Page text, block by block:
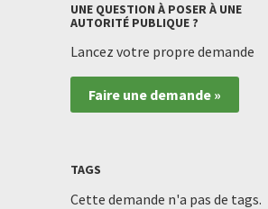
UNE QUESTION À POSER À UNE
AUTORITÉ PUBLIQUE ?
Lancez votre propre demande
Faire une demande »
TAGS
Cette demande n'a pas de tags.